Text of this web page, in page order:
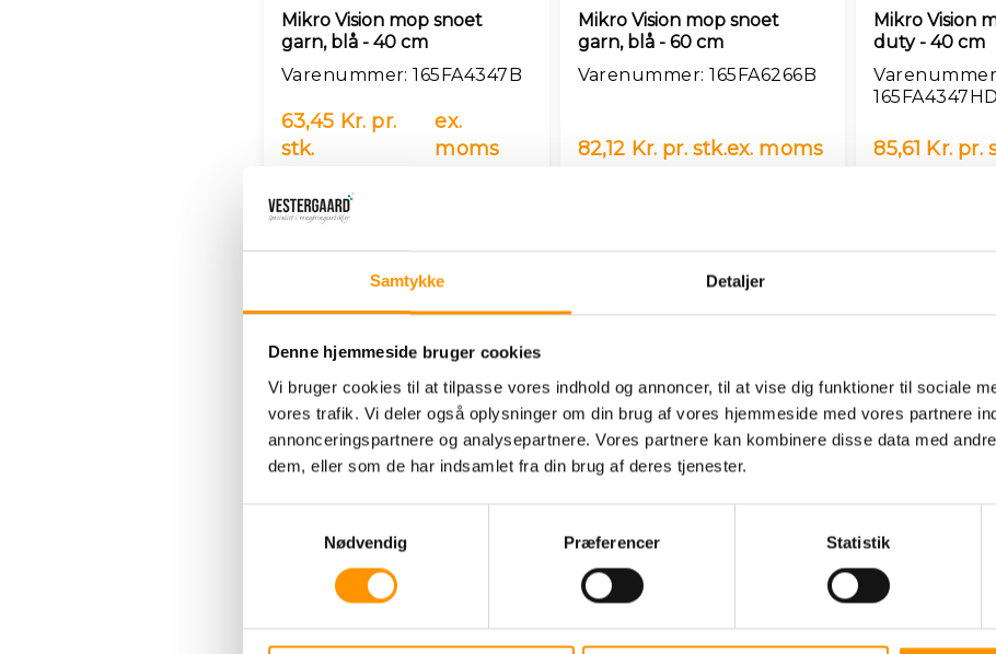
Samtykke Detaljer
Denne hjemmeside bruger cookies
Vi bruger cookies til at tilpasse vores indhold og annoncer, til at vise dig funktioner til sociale
vores trafik. Vi deler også oplysninger om din brug af vores hjemmeside med vores partnere
annonceringspartnere og analysepartnere. Vores partnere kan kombinere disse data med
dem, eller som de har indsamlet fra din brug af deres tjenester.
Nødvendig
Præferencer Statistik
Mikro Vision mop snoet
garn, blå - 40 cm
Varenummer: 165FA4347B
63,45 Kr. pr.
stk.
ex.
moms
Mikro Vision mop snoet
garn, blå - 60 cm
Varenummer: 165FA6266B
82,12 Kr. pr. stk.ex. moms
Mikro Vision
duty - 40 cm
165FA4347HD
85,61 Kr. pr.
Sammenlign
Mikro Cleany mop Active 30
cm - 50 g
Varenummer: 165FV2832G
Sammenlign
Mikro Cleany Active mop 30
cm - hvid
Varenummer: 165FV2832H
Sammenlign
High
cm - 12x35/40